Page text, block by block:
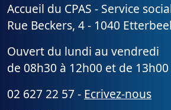
Accueil du CPAS - Service
Rue Beckers, 4 - 1040
Ouvert du lundi au vendredi
de 08h30 à 12h00 et de
02 627 22 57 - Ecrivez-nous